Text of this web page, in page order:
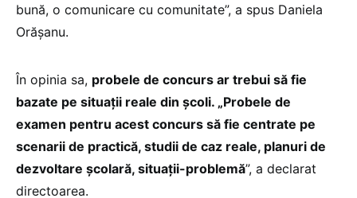
bună, o comunicare cu comunitate”, a spus Daniela
Orășanu.
În opinia sa, probele de concurs ar trebui să fie
bazate pe situații reale din școli. „Probele de
examen pentru acest concurs să fie centrate pe
scenarii de practică, studii de caz reale, planuri de
dezvoltare școlară, situații-problemă”, a declarat
directoarea.